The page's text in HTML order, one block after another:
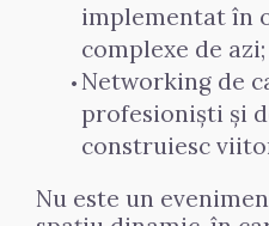
implementat în
complexe de azi;
Networking de
profesioniști și
construiesc
Nu este un